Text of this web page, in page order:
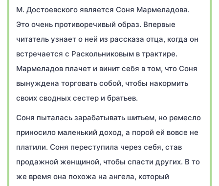
М. Достоевского является Соня Мармеладова.
Это очень противоречивый образ. Впервые
читатель узнает о ней из рассказа отца, когда он
встречается с Раскольниковым в трактире.
Мармеладов плачет и винит себя в том, что Соня
вынуждена торговать собой, чтобы накормить
своих сводных сестер и братьев.
Соня пыталась зарабатывать шитьем, но ремесло
приносило маленький доход, а порой ей вовсе не
платили. Соня переступила через себя, став
продажной женщиной, чтобы спасти других. В то
же время она похожа на ангела, который